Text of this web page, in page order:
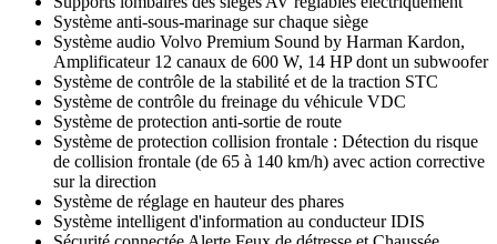
Système anti-sous-marinage sur chaque siège
Système audio Volvo Premium Sound by Harman Kardon,
Amplificateur 12 canaux de 600 W, 14 HP dont un subwoofer
Système de contrôle de la stabilité et de la traction STC
Système de contrôle du freinage du véhicule VDC
Système de protection anti-sortie de route
Système de protection collision frontale : Détection du risque
de collision frontale (de 65 à 140 km/h) avec action corrective
sur la direction
Système de réglage en hauteur des phares
Système intelligent d'information au conducteur IDIS